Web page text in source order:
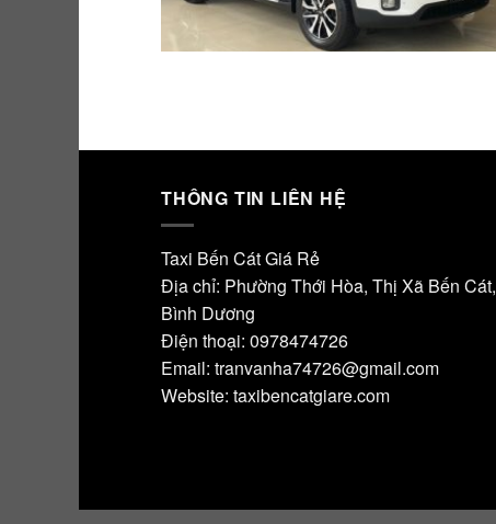
THÔNG TIN LIÊN HỆ
Taxi Bến Cát Giá Rẻ
Địa chỉ: Phường Thới Hòa, Thị Xã Bến Cát,
Bình Dương
Điện thoại: 0978474726
Email: tranvanha74726@gmail.com
Website: taxibencatgiare.com